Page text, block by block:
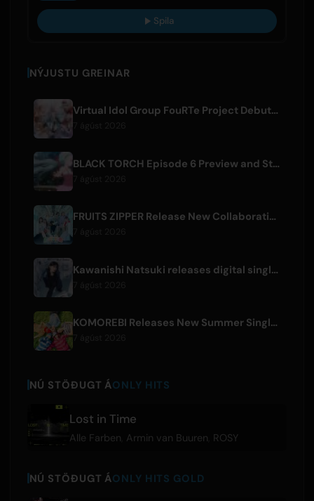
Spila
NÝJUSTU GREINAR
Virtual Idol Group FouRTe Project Debuts with 'ALL IN' Album Produced by m-flo's ☆Taku Takahashi
BLACK TORCH Episode 6 Preview and Streaming Details
FRUITS ZIPPER Release New Collaboration Song '1,2,3,FOOOOUR'
Kawanishi Natsuki releases digital single 'Sayonara wa Ichiban Kirei na Atashi de'
KOMOREBI Releases New Summer Single 'Letsu Natsu'
NÚ STÖÐUGT ÁONLY HITS
Lost in Time
Alle Farben Armin van Buuren ROSY
NÚ STÖÐUGT ÁONLY HITS GOLD